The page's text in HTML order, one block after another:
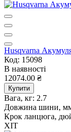
Husqvarna
Код: 15098
В наявності
12074.00 ₴
Купити
Вага, кг: 2.7
Довжина шини,
Крок ланцюга,
ХІТ